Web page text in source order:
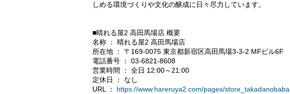
しめる環境づくりや文化の醸成に日々尽力しています。
■晴れる屋2 高田馬場店 概要
名称 ： 晴れる屋2 高田馬場店
所在地 ： 〒169-0075 東京都新宿区高田馬場3-3-2 MFビル6F
電話番号 ： 03-6821-8608
営業時間 ： 全日 12:00～21:00
定休日 ： なし
URL ： https://www.hareruya2.com/pages/store_takadanobaba